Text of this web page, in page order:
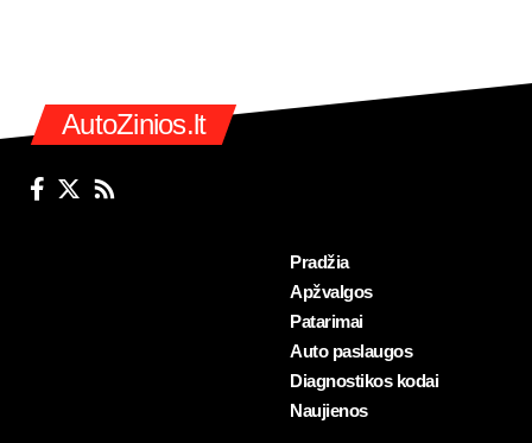
AutoZinios.lt
Pradžia
Apžvalgos
Patarimai
Auto paslaugos
Diagnostikos kodai
Naujienos